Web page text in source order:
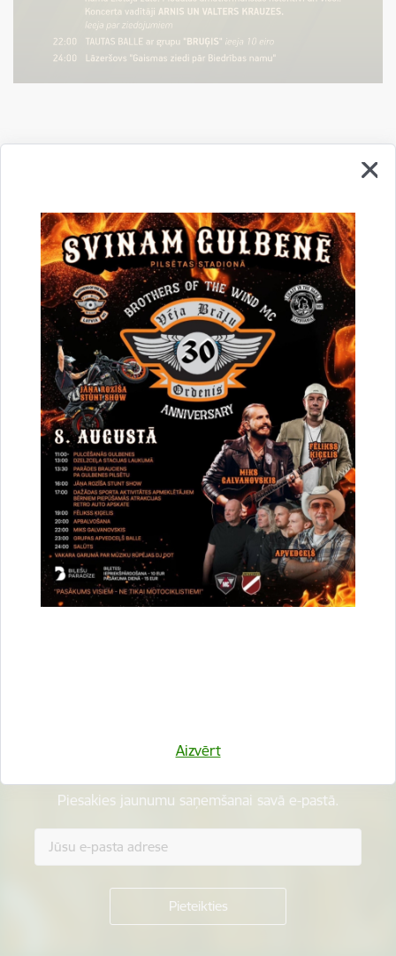
Aizvērt
Saistītas tēmas
Drukāt lapu
Dalīties
Vai šī informācija bija noderīga?
Esi pirmais, kurš uzzina!
Piesakies jaunumu saņemšanai savā e-pastā.